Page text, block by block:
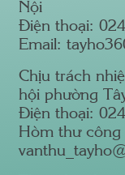
Nội
Điện thoại:
Email:
Chịu trách
hội phường
Điện thoại:
Hòm thư công